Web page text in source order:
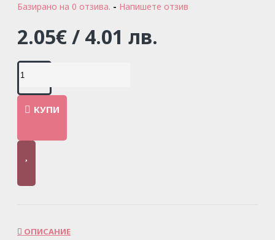
Базирано на 0 отзива. - Напишете отзив
2.05€ / 4.01 лв.
КУПИ
ОПИСАНИЕ